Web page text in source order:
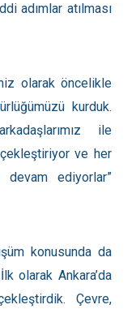
adımlar atılması
olarak öncelikle
kurduk.
ile
ve her
devam ediyorlar”
konusunda da
olarak Ankara’da
Çevre,